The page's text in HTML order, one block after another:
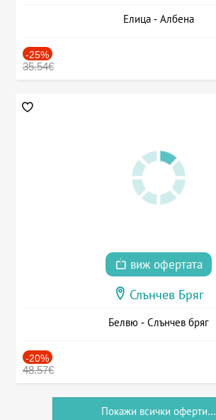
Елица - Албена
-25%
35.54€
виж офертата
Слънчев Бряг
Белвю - Слънчев бряг
-20%
48.57€
Покажи всички оферти...